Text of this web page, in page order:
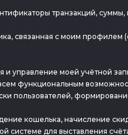
транзакций, суммы,
связанная с моим
и управление моей учётной
функциональным
пользователей,
кошелька, начисление
системе для выставления